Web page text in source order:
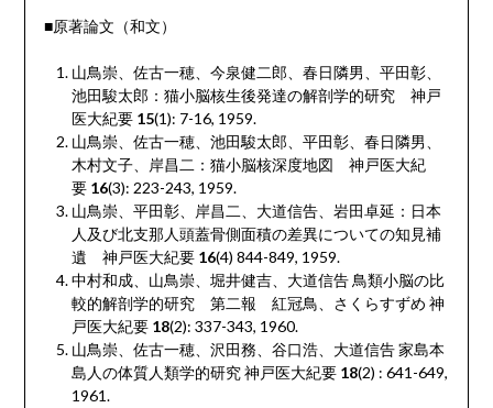
■原著論文（和文）
山鳥崇、佐古一穂、今泉健二郎、春日隣男、平田彰、
池田駿太郎：猫小脳核生後発達の解剖学的研究 神戸
医大紀要 15(1): 7-16, 1959.
山鳥崇、佐古一穂、池田駿太郎、平田彰、春日隣男、
木村文子、岸昌二：猫小脳核深度地図 神戸医大紀
要 16(3): 223-243, 1959.
山鳥崇、平田彰、岸昌二、大道信告、岩田卓延：日本
人及び北支那人頭蓋骨側面積の差異についての知見補
遺 神戸医大紀要 16(4) 844-849, 1959.
中村和成、山鳥崇、堀井健吉、大道信告 鳥類小脳の比
較的解剖学的研究 第二報 紅冠鳥、さくらすずめ 神
戸医大紀要 18(2): 337-343, 1960.
山鳥崇、佐古一穂、沢田務、谷口浩、大道信告 家島本
島人の体質人類学的研究 神戸医大紀要 18(2) : 641-649,
1961.